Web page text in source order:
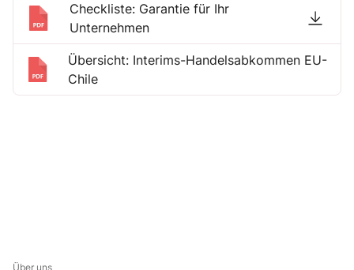
Checkliste: Garantie für Ihr
Unternehmen
Übersicht: Interims-Handelsabkommen EU-
Chile
Über uns